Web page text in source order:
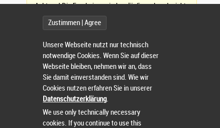
Achtung! Die Ergebnisse sind vorläufig und noch nicht
vollständig. (
Wählen Sie einen Wettbewerb.
Zustimmen | Agree
Unsere Webseite nutzt nur technisch
notwendige Cookies. Wenn Sie auf dieser
Webseite bleiben, nehmen wir an, dass
Sie damit einverstanden sind. Wie wir
Cookies nutzen erfahren Sie in unserer
Datenschutzerklärung.
We use only technically necessary
cookies. If you continue to use this